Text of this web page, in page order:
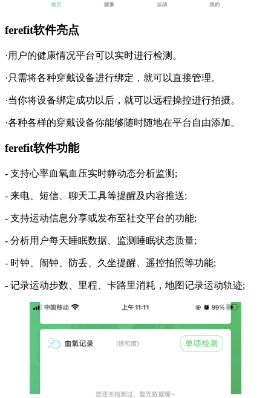
ferefit软件亮点
·用户的健康情况平台可以实时进行检测。
·只需将各种穿戴设备进行绑定，就可以直接管理。
·当你将设备绑定成功以后，就可以远程操控进行拍摄。
·各种各样的穿戴设备你能够随时随地在平台自由添加。
ferefit软件功能
- 支持心率血氧血压实时静动态分析监测;
- 来电、短信、聊天工具等提醒及内容推送;
- 支持运动信息分享或发布至社交平台的功能;
- 分析用户每天睡眠数据、监测睡眠状态质量;
- 时钟、闹钟、防丢、久坐提醒、遥控拍照等功能;
- 记录运动步数、里程、卡路里消耗，地图记录运动轨迹;